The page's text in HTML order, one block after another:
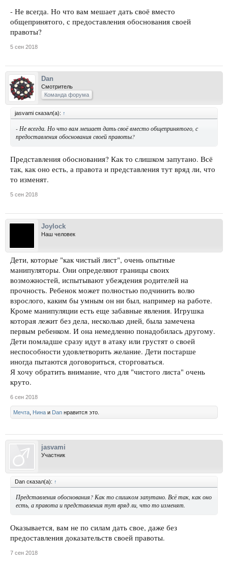
- Не всегда. Но что вам мешает дать своё вместо
общепринятого, с предоставления обоснования своей
правоты?
5 сен 2018
Dan
Смотритель
Команда форума
jasvami сказал(а): ↑
- Не всегда. Но что вам мешает дать своё вместо общепринятого, с
предоставления обоснования своей правоты?
Представления обоснования? Как то слишком запутано. Всё
так, как оно есть, а правота и представления тут вряд ли, что
то изменят.
5 сен 2018
Joylock
Наш человек
Дети, которые "как чистый лист", очень опытные
манипуляторы. Они определяют границы своих
возможностей, испытывают убеждения родителей на
прочность. Ребенок может полностью подчинить волю
взрослого, каким бы умным он ни был, например на работе.
Кроме манипуляции есть еще забавные явления. Игрушка
которая лежит без дела, несколько дней, была замечена
первым ребенком. И она немедленно понадобилась другому.
Дети помладше сразу идут в атаку или грустят о своей
неспособности удовлетворить желание. Дети постарше
иногда пытаются договориться, сторговаться.
Я хочу обратить внимание, что для "чистого листа" очень
круто.
6 сен 2018
Мечта Нина и Dan нравится это.
jasvami
Участник
Dan сказал(а): ↑
Представления обоснования? Как то слишком запутано. Всё так, как оно
есть, а правота и представления тут вряд ли, что то изменят.
Оказывается, вам не по силам дать свое, даже без
предоставления доказательств своей правоты.
7 сен 2018